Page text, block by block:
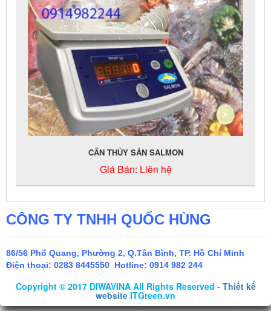
CÂN THỦY SẢN SALMON
Giá Bán: Liên hệ
CÔNG TY TNHH QUỐC HÙNG
86/56 Phổ Quang, Phường 2, Q.Tân Bình, TP. Hồ Chí Minh
Điện thoại: 0283 8445550 Hotline: 0914 982 244
Copyright © 2017 DIWAVINA All Rights Reserved - Thiết kế
website ITGreen.vn